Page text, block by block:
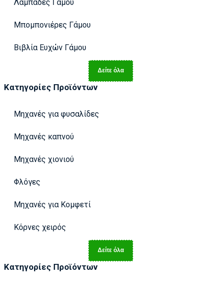
Λαμπάδες Γάμου
Μπομπονιέρες Γάμου
Βιβλία Ευχών Γάμου
Δείτε όλα
Κατηγορίες Προϊόντων
Μηχανές για φυσαλίδες
Μηχανές καπνού
Μηχανές χιονιού
Φλόγες
Μηχανές για Κομφετί
Κόρνες χειρός
Δείτε όλα
Κατηγορίες Προϊόντων